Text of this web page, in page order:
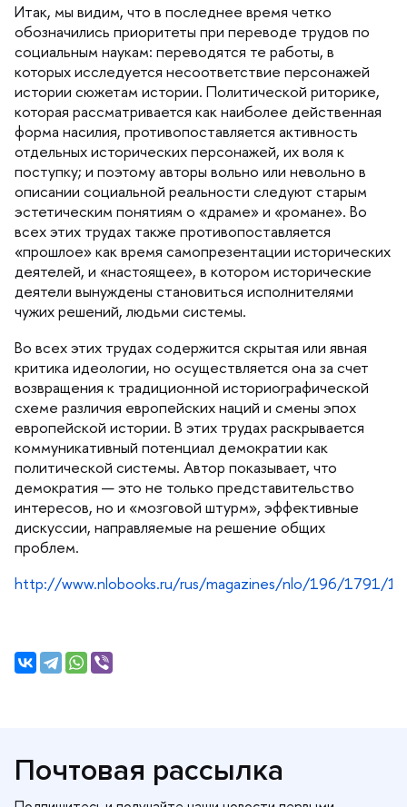
Итак, мы видим, что в последнее время четко
обозначились приоритеты при переводе трудов по
социальным наукам: переводятся те работы,
которых исследуется несоответствие персонажей
истории сюжетам истории. Политической риторике,
которая рассматривается как наиболее действенная
форма насилия, противопоставляется активность
отдельных исторических персонажей, их воля к
поступку; и поэтому авторы вольно или невольно
описании социальной реальности следуют старым
эстетическим понятиям о «драме» и «романе». Во
сех этих трудах также противопоставляется
«прошлое» как время самопрезентации исторических
деятелей, и «настоящее», в котором исторические
деятели вынуждены становиться исполнителями
чужих решений, людьми системы.
о всех этих трудах содержится скрытая или явная
критика идеологии, но осуществляется она за счет
озвращения к традиционной историографической
схеме различия европейских наций и смены эпох
европейской истории. В этих трудах раскрывается
коммуникативный потенциал демократии как
политической системы. Автор показывает, что
демократия — это не только представительство
интересов, но и «мозговой штурм», эффективные
дискуссии, направляемые на решение общих
проблем.
http://www.nlobooks.ru/rus/magazines/nlo/196/1791/
Почтовая рассылка